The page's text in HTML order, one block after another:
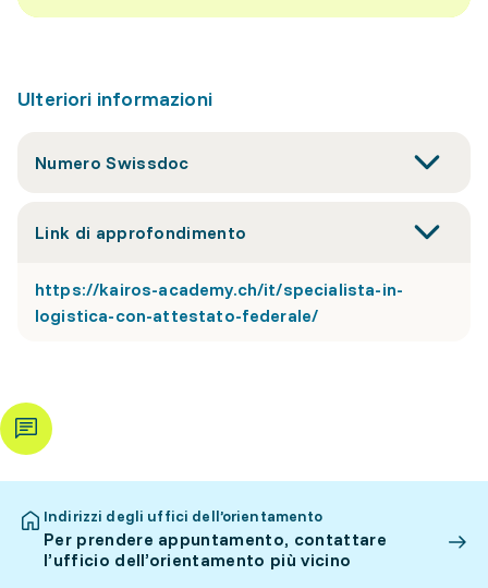
Ulteriori informazioni
Numero Swissdoc
Link di approfondimento
https://kairos-academy.ch/it/specialista-in-
logistica-con-attestato-federale/
Indirizzi degli uffici dell’orientamento
Per prendere appuntamento, contattare
l’ufficio dell’orientamento più vicino